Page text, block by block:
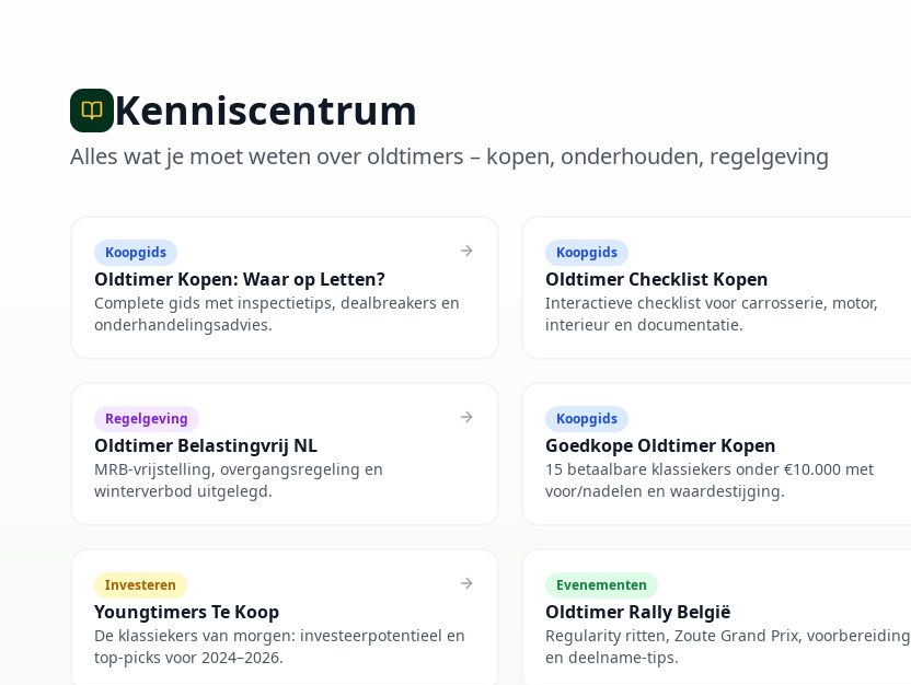
Kenniscentrum
Alles wat je moet weten over oldtimers – kopen, onderhouden, regelgeving
Koopgids
Oldtimer Kopen: Waar op Letten?
Complete gids met inspectietips, dealbreakers en
onderhandelingsadvies.
Koopgids
Oldtimer Checklist Kopen
Interactieve checklist voor carrosserie, motor,
interieur en documentatie.
Regelgeving
Oldtimer Belastingvrij NL
MRB-vrijstelling, overgangsregeling en
winterverbod uitgelegd.
Koopgids
Goedkope Oldtimer Kopen
15 betaalbare klassiekers onder €10.000 met
voor/nadelen en waardestijging.
Investeren
Youngtimers Te Koop
De klassiekers van morgen: investeerpotentieel en
top-picks voor 2024–2026.
Evenementen
Oldtimer Rally België
Regularity ritten, Zoute Grand Prix, voorbereiding
en deelname-tips.